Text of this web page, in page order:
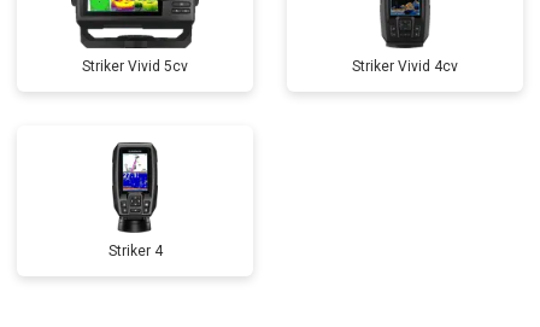
Striker Vivid 5cv Striker Vivid 4cv
Striker 4